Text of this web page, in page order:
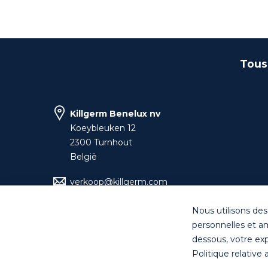
Killgerm Benelux nv
Koeybleuken 12
2300 Turnhout
België
verkoop@killgerm.com
© Killgerm Group Ltd. All
Nous utilisons
personnelles et
dessous, votre
Politique relative